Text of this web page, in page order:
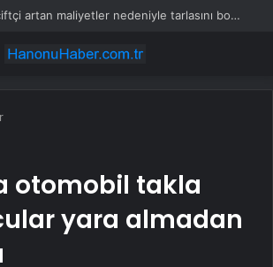
Osmaniye’de çiftçi artan maliyetler nedeniyle tarlasını boş bıraktı
otomobil takla
yara almadan